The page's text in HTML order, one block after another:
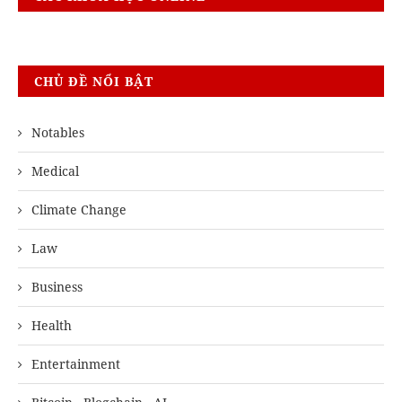
CHỦ ĐỀ NỔI BẬT
Notables
Medical
Climate Change
Law
Business
Health
Entertainment